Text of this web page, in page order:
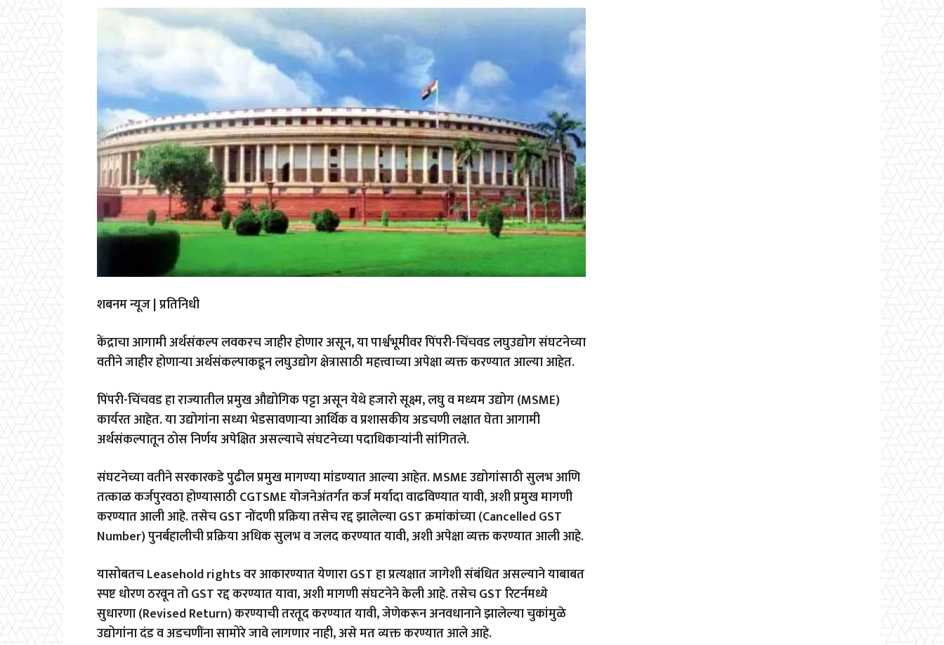
शबनम न्यूज | प्रतिनिधी
केंद्राचा आगामी अर्थसंकल्प लवकरच जाहीर होणार असून, या पार्श्वभूमीवर पिंपरी-चिंचवड लघुउद्योग संघटनेच्या
वतीने जाहीर होणाऱ्या अर्थसंकल्पाकडून लघुउद्योग क्षेत्रासाठी महत्त्वाच्या अपेक्षा व्यक्त करण्यात आल्या आहेत.
पिंपरी-चिंचवड हा राज्यातील प्रमुख औद्योगिक पट्टा असून येथे हजारो सूक्ष्म, लघु व मध्यम उद्योग (MSME)
कार्यरत आहेत. या उद्योगांना सध्या भेडसावणाऱ्या आर्थिक व प्रशासकीय अडचणी लक्षात घेता आगामी
अर्थसंकल्पातून ठोस निर्णय अपेक्षित असल्याचे संघटनेच्या पदाधिकाऱ्यांनी सांगितले.
संघटनेच्या वतीने सरकारकडे पुढील प्रमुख मागण्या मांडण्यात आल्या आहेत. MSME उद्योगांसाठी सुलभ आणि
तत्काळ कर्जपुरवठा होण्यासाठी CGTSME योजनेअंतर्गत कर्ज मर्यादा वाढविण्यात यावी, अशी प्रमुख मागणी
करण्यात आली आहे. तसेच GST नोंदणी प्रक्रिया तसेच रद्द झालेल्या GST क्रमांकांच्या (Cancelled GST
Number) पुनर्बहालीची प्रक्रिया अधिक सुलभ व जलद करण्यात यावी, अशी अपेक्षा व्यक्त करण्यात आली आहे.
यासोबतच Leasehold rights वर आकारण्यात येणारा GST हा प्रत्यक्षात जागेशी संबंधित असल्याने याबाबत
स्पष्ट धोरण ठरवून तो GST रद्द करण्यात यावा, अशी मागणी संघटनेने केली आहे. तसेच GST रिटर्नमध्ये
सुधारणा (Revised Return) करण्याची तरतूद करण्यात यावी, जेणेकरून अनवधानाने झालेल्या चुकांमुळे
उद्योगांना दंड व अडचणींना सामोरे जावे लागणार नाही, असे मत व्यक्त करण्यात आले आहे.